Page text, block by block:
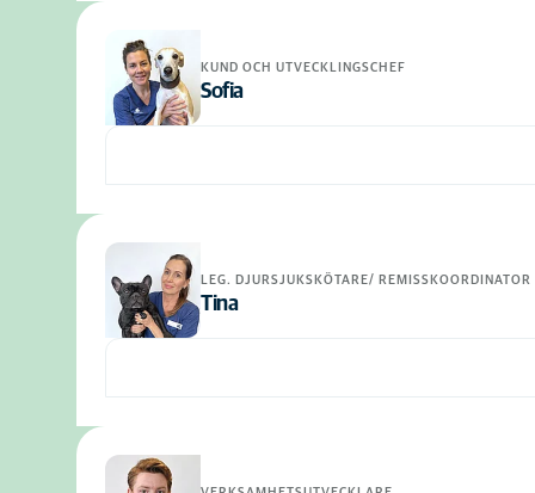
KUND OCH UTVECKLINGSCHEF
Sofia
LEG. DJURSJUKSKÖTARE/ REMISSKOORDINATOR
Tina